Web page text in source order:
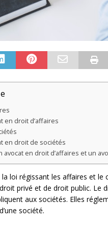
en droit d’affaires
en droit de sociétés
en droit d’affaires et un
loi régissant les affaires et le
privé et de droit public. Le
aux sociétés. Elles
société.